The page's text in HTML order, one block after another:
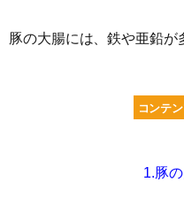
豚の大腸には、鉄や亜鉛が
コンテ
1.豚